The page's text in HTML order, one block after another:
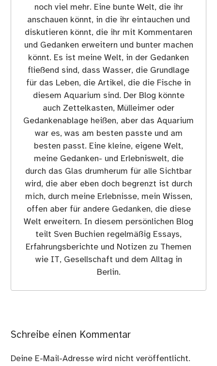
noch viel mehr. Eine bunte Welt, die ihr
anschauen könnt, in die ihr eintauchen und
diskutieren könnt, die ihr mit Kommentaren
und Gedanken erweitern und bunter machen
könnt. Es ist meine Welt, in der Gedanken
fließend sind, dass Wasser, die Grundlage
für das Leben, die Artikel, die die Fische in
diesem Aquarium sind. Der Blog könnte
auch Zettelkasten, Mülleimer oder
Gedankenablage heißen, aber das Aquarium
war es, was am besten passte und am
besten passt. Eine kleine, eigene Welt,
meine Gedanken- und Erlebniswelt, die
durch das Glas drumherum für alle Sichtbar
wird, die aber eben doch begrenzt ist durch
mich, durch meine Erlebnisse, mein Wissen,
offen aber für andere Gedanken, die diese
Welt erweitern. In diesem persönlichen Blog
teilt Sven Buchien regelmäßig Essays,
Erfahrungsberichte und Notizen zu Themen
wie IT, Gesellschaft und dem Alltag in
Berlin.
Schreibe einen Kommentar
Deine E-Mail-Adresse wird nicht veröffentlicht.